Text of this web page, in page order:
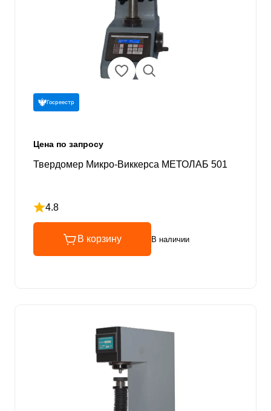
Госреестр
Цена по запросу
Твердомер Микро-Виккерса МЕТОЛАБ 501
4.8
Рейтинг 4.8 из 5
В корзину В наличии